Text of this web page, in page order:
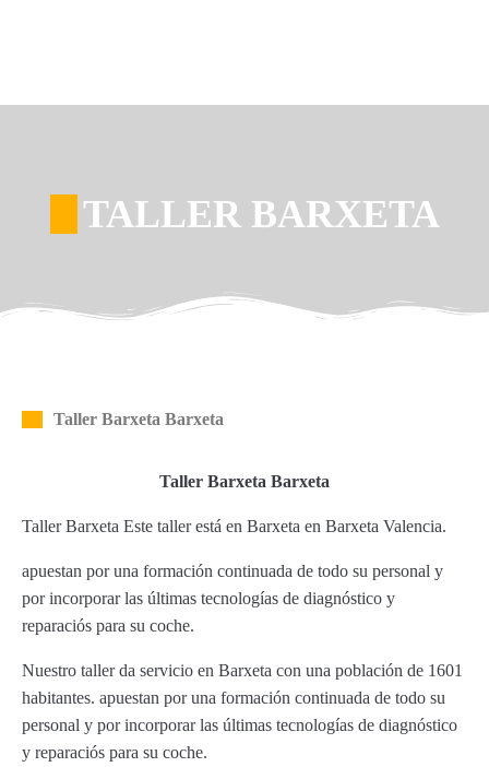
TALLER BARXETA
Taller Barxeta Barxeta
Taller Barxeta Barxeta
Taller Barxeta Este taller está en Barxeta en Barxeta Valencia.
apuestan por una formación continuada de todo su personal y
por incorporar las últimas tecnologías de diagnóstico y
reparaciós para su coche.
Nuestro taller da servicio en Barxeta con una población de 1601
habitantes. apuestan por una formación continuada de todo su
personal y por incorporar las últimas tecnologías de diagnóstico
y reparaciós para su coche.